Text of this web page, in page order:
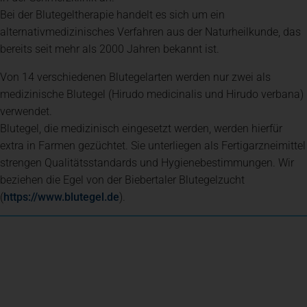
Spenden+ Helfen
News
Spenden+ Helfen
Veranstaltungen
Bei der Blutegeltherapie handelt es sich um ein
alternativmedizinisches Verfahren aus der Naturheilkunde, das
bereits seit mehr als 2000 Jahren bekannt ist.
Von 14 verschiedenen Blutegelarten werden nur zwei als
medizinische Blutegel (Hirudo medicinalis und Hirudo verbana)
verwendet.
Blutegel, die medizinisch eingesetzt werden, werden hierfür
extra in Farmen gezüchtet. Sie unterliegen als Fertigarzneimittel
strengen Qualitätsstandards und Hygienebestimmungen. Wir
beziehen die Egel von der Biebertaler Blutegelzucht
(https://www.blutegel.de(öffnet in einem neuen Tab)
).